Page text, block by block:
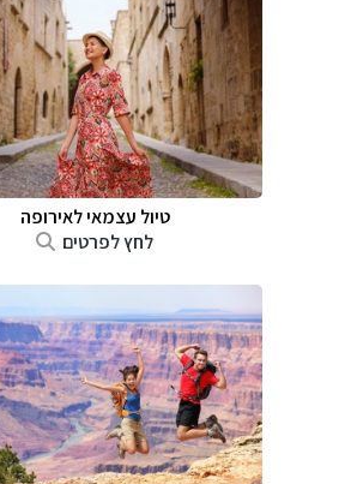
טיול עצמאי לאירופה
לחץ לפרטים